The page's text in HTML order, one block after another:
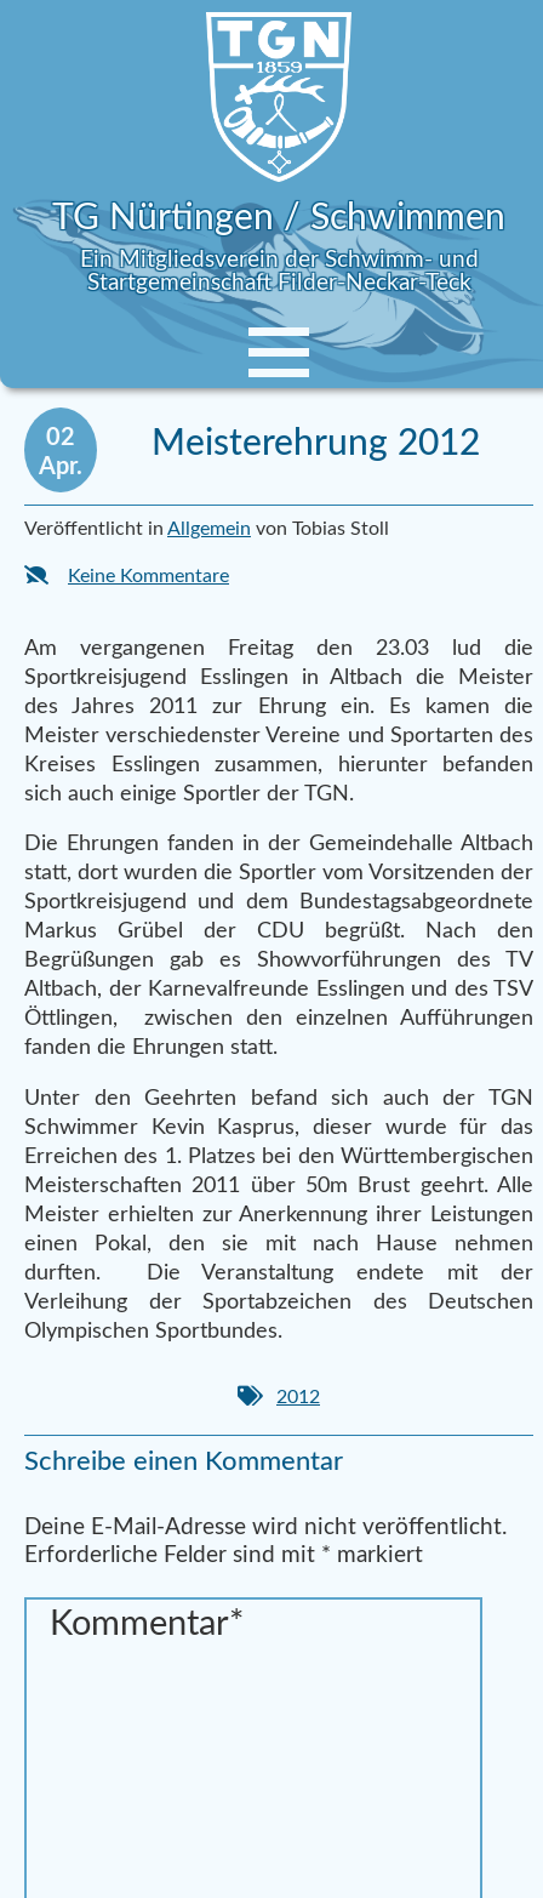
TG Nürtingen / Schwimmen
Ein Mitgliedsverein der Schwimm- und
Startgemeinschaft Filder-Neckar-Teck
02
Apr.
Meisterehrung 2012
Veröffentlicht in Allgemein von Tobias Stoll
Keine Kommentare
Am vergangenen Freitag den 23.03 lud die
Sportkreisjugend Esslingen in Altbach die Meister
des Jahres 2011 zur Ehrung ein. Es kamen die
Meister verschiedenster Vereine und Sportarten des
Kreises Esslingen zusammen, hierunter befanden
sich auch einige Sportler der TGN.
Die Ehrungen fanden in der Gemeindehalle Altbach
statt, dort wurden die Sportler vom Vorsitzenden der
Sportkreisjugend und dem Bundestagsabgeordnete
Markus Grübel der CDU begrüßt. Nach den
Begrüßungen gab es Showvorführungen des TV
Altbach, der Karnevalfreunde Esslingen und des TSV
Öttlingen, zwischen den einzelnen Aufführungen
fanden die Ehrungen statt.
Unter den Geehrten befand sich auch der TGN
Schwimmer Kevin Kasprus, dieser wurde für das
Erreichen des 1. Platzes bei den Württembergischen
Meisterschaften 2011 über 50m Brust geehrt. Alle
Meister erhielten zur Anerkennung ihrer Leistungen
einen Pokal, den sie mit nach Hause nehmen
durften. Die Veranstaltung endete mit der
Verleihung der Sportabzeichen des Deutschen
Olympischen Sportbundes.
2012
Schreibe einen Kommentar
Deine E-Mail-Adresse wird nicht veröffentlicht.
Erforderliche Felder sind mit * markiert